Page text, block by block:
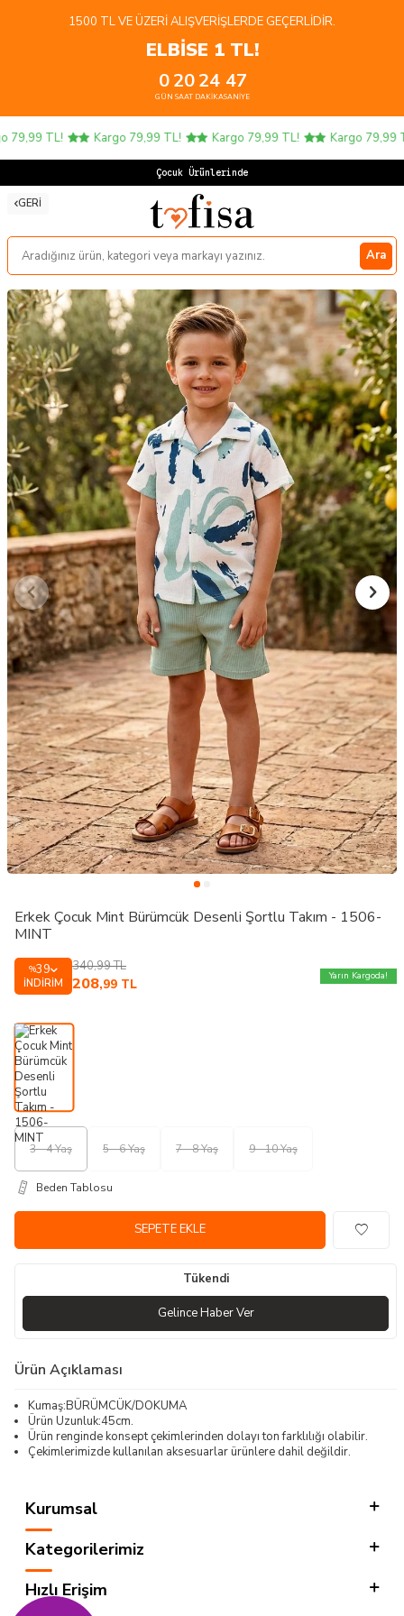
1500 TL VE ÜZERI ALIŞVERIŞLERDE GEÇERLIDIR.
ELBİSE 1 TL!
0
GÜN
20
SAAT
24
DAKIKA
47
SANIYE
TL! Kargo 79,99 TL! Kargo 79,99 TL! Kargo 79,99 TL!
Çocuk Ürünlerinde 4
GERI
Ara
Erkek Çocuk Mint Bürümcük Desenli Şortlu Takım - 1506-
MINT
%39
İNDIRIM
340,99TL
208,99 TL
Yarın Kargoda!
3 - 4 Yaş 5 - 6 Yaş 7 - 8 Yaş 9 - 10 Yaş
Beden Tablosu
SEPETE EKLE
Tükendi
Gelince Haber Ver
Ürün Açıklaması
Kumaş:BÜRÜMCÜK/DOKUMA
Ürün Uzunluk:45cm.
Ürün renginde konsept çekimlerinden dolayı ton farklılığı olabilir.
Çekimlerimizde kullanılan aksesuarlar ürünlere dahil değildir.
Kurumsal
Kategorilerimiz
Hızlı Erişim